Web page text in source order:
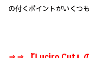
の付くポイントがいくつも